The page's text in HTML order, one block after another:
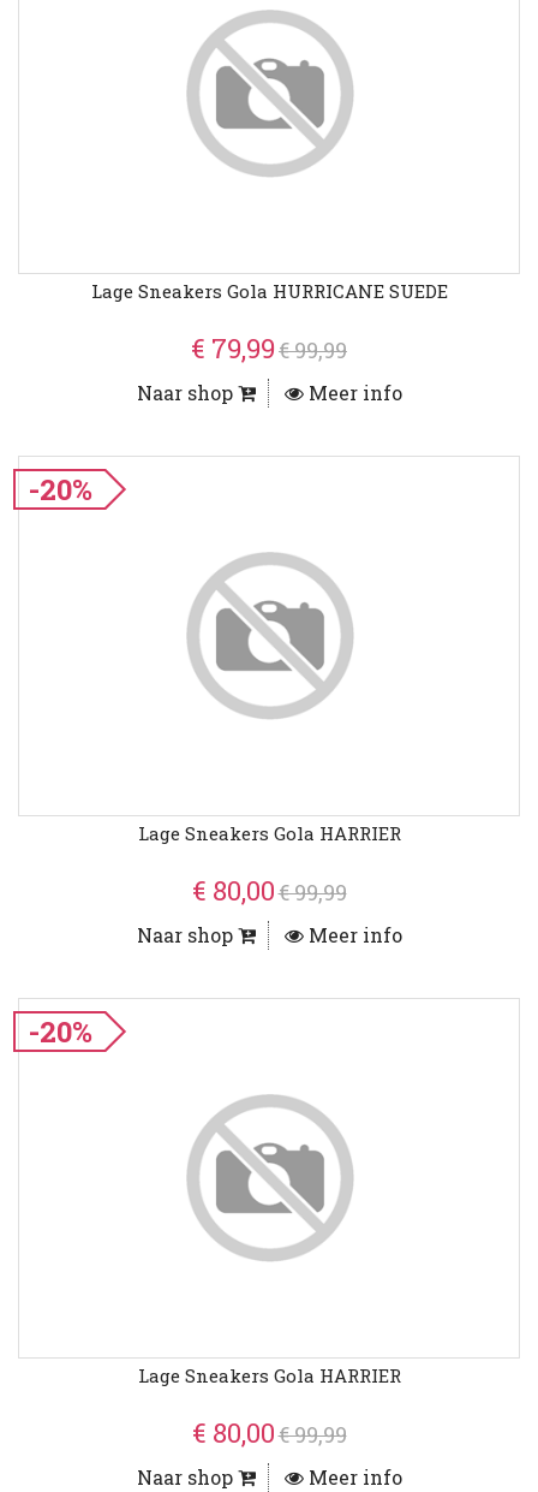
Lage Sneakers Gola HURRICANE SUEDE
€ 79,99€ 99,99
Naar shop Meer info
-20%
Lage Sneakers Gola HARRIER
€ 80,00€ 99,99
Naar shop Meer info
-20%
Lage Sneakers Gola HARRIER
€ 80,00€ 99,99
Naar shop Meer info